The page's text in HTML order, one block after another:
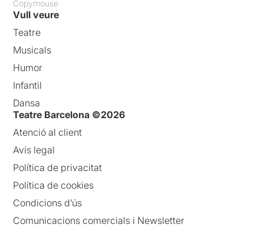
Copymouse
Vull veure
Teatre
Musicals
Humor
Infantil
Dansa
Teatre Barcelona ©2026
Atenció al client
Avís legal
Política de privacitat
Política de cookies
Condicions d’ús
Comunicacions comercials i Newsletter